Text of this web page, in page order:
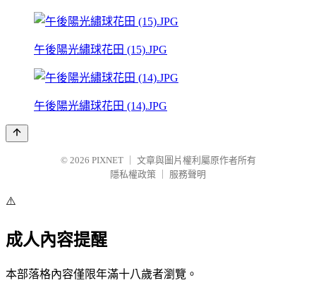
午後陽光繡球花田 (15).JPG
午後陽光繡球花田 (14).JPG
© 2026 PIXNET
文章與圖片權利屬原作者所有
隱私權政策
服務聲明
⚠️
成人內容提醒
本部落格內容僅限年滿十八歲者瀏覽。